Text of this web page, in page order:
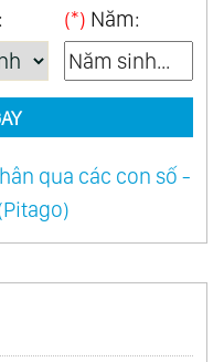
(*) Năm:
qua các con số -